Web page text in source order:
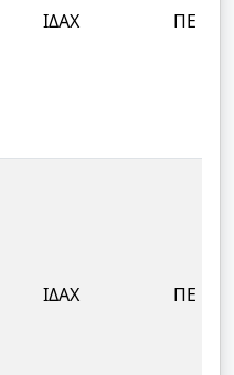
ΙΔΑΧ ΠΕ
ΙΔΑΧ ΠΕ